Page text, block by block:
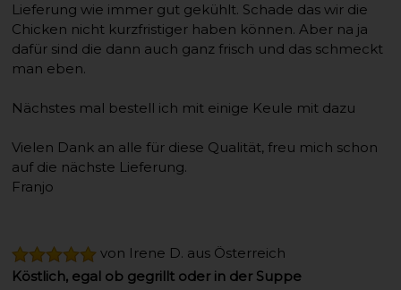
Lieferung wie immer gut gekühlt. Schade das wir die
Chicken nicht kurzfristiger haben können. Aber na ja
dafür sind die dann auch ganz frisch und das schmeckt
man eben.
Nächstes mal bestell ich mit einige Keule mit dazu
Vielen Dank an alle für diese Qualität, freu mich schon
auf die nächste Lieferung.
Franjo
von Irene D. aus Österreich
Köstlich, egal ob gegrillt oder in der Suppe